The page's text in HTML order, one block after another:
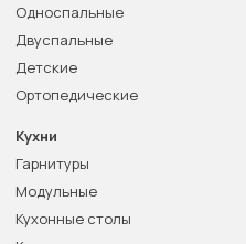
Односпальные
Двуспальные
Детские
Ортопедические
Кухни
Гарнитуры
Модульные
Кухонные столы